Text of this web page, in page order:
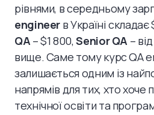
рівнями, в середньому
engineer в Україні
QA – $1 800,Senior QA –
вище. Саме тому курс QA
залишається одним із
напрямів для тих, хто хоче
технічної освіти та